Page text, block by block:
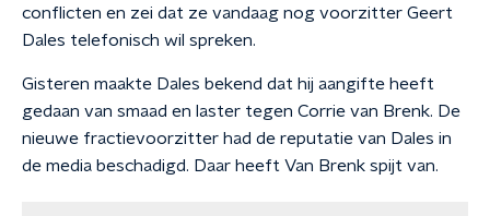
conflicten en zei dat ze vandaag nog voorzitter Geert
Dales telefonisch wil spreken.
Gisteren maakte Dales bekend dat hij aangifte heeft
gedaan van smaad en laster tegen Corrie van Brenk. De
nieuwe fractievoorzitter had de reputatie van Dales in
de media beschadigd. Daar heeft Van Brenk spijt van.